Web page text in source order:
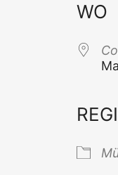
WO